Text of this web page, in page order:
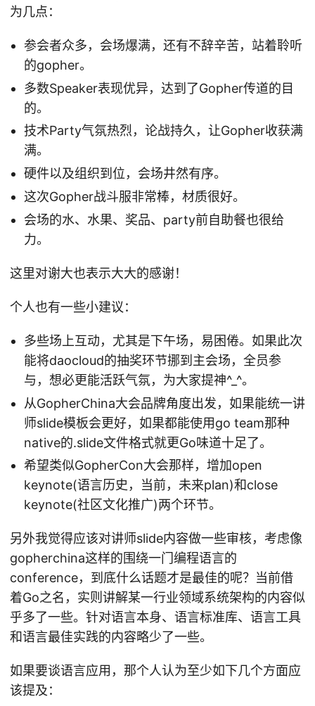
为几点：
参会者众多，会场爆满，还有不辞辛苦，站着聆听
的gopher。
多数Speaker表现优异，达到了Gopher传道的目
的。
技术Party气氛热烈，论战持久，让Gopher收获满
满。
硬件以及组织到位，会场井然有序。
这次Gopher战斗服非常棒，材质很好。
会场的水、水果、奖品、party前自助餐也很给
力。
这里对谢大也表示大大的感谢！
个人也有一些小建议：
多些场上互动，尤其是下午场，易困倦。如果此次
能将daocloud的抽奖环节挪到主会场，全员参
与，想必更能活跃气氛，为大家提神^_^。
从GopherChina大会品牌角度出发，如果能统一讲
师slide模板会更好，如果都能使用go team那种
native的.slide文件格式就更Go味道十足了。
希望类似GopherCon大会那样，增加open
keynote(语言历史，当前，未来plan)和close
keynote(社区文化推广)两个环节。
另外我觉得应该对讲师slide内容做一些审核，考虑像
gopherchina这样的围绕一门编程语言的
conference，到底什么话题才是最佳的呢？当前借
着Go之名，实则讲解某一行业领域系统架构的内容似
乎多了一些。针对语言本身、语言标准库、语言工具
和语言最佳实践的内容略少了一些。
如果要谈语言应用，那个人认为至少如下几个方面应
该提及：